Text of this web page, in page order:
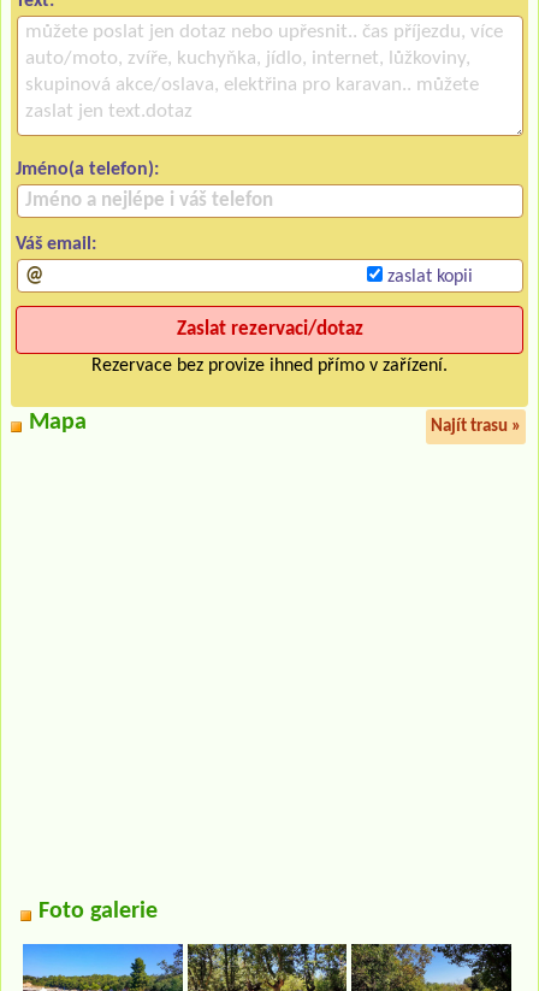
Jméno(a telefon):
Váš email:
zaslat kopii
Rezervace bez provize ihned přímo v zařízení.
Mapa Najít trasu »
Foto galerie